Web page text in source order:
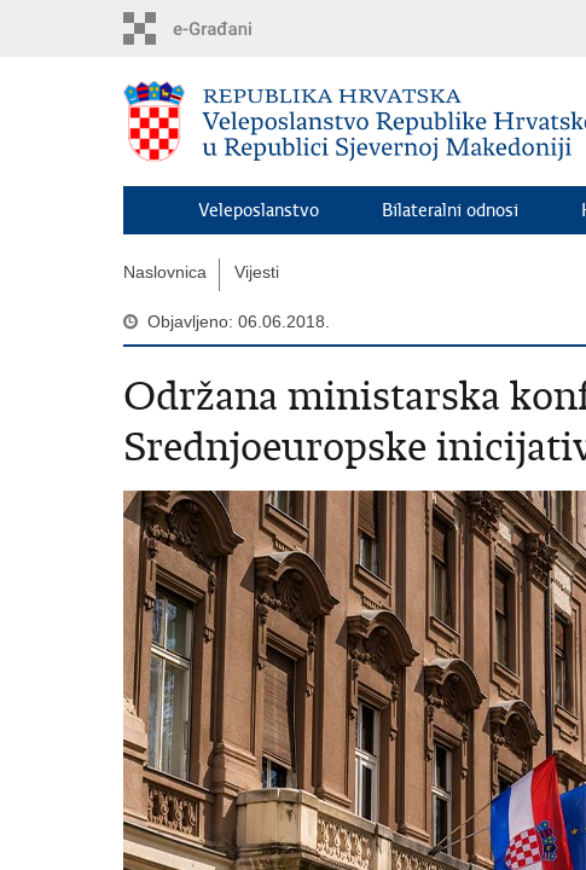
Veleposlanstvo Bilateralni odnosi
Naslovnica Vijesti
Objavljeno: 06.06.2018.
Održana ministarska
Srednjoeuropske